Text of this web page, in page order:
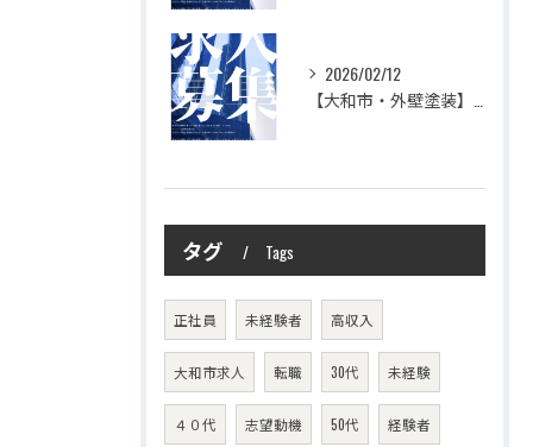
2026/02/12
【大和市・外壁塗装】株式会社シモダ 一緒に働いてくれる職人さん大募集
タグ Tags
正社員 未経験者 高収入
大和市求人 転職 30代 未経験
４０代 志望動機 50代 経験者